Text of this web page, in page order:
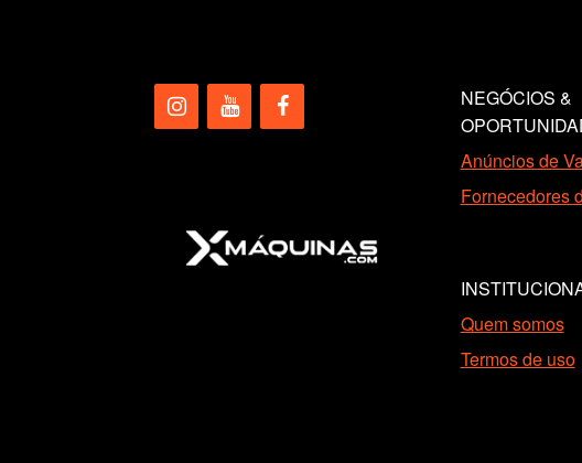
NEGÓCIOS &
Anúncios de
Fornecedores
Quem somos
Termos de uso